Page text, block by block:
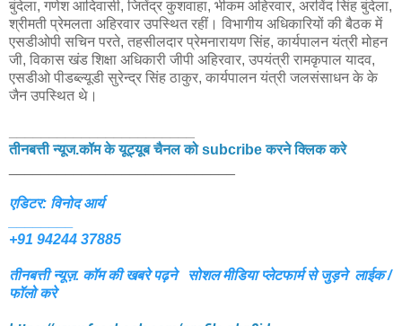
बुंदेला, गणेश आदिवासी, जितेंद्र कुशवाहा, भीकम अहिरवार, अरविंद सिंह बुंदेला,
श्रीमती प्रेमलता अहिरवार उपस्थित रहीं। विभागीय अधिकारियों की बैठक में
एसडीओपी सचिन परते, तहसीलदार प्रेमनारायण सिंह, कार्यपालन यंत्री मोहन
जी, विकास खंड शिक्षा अधिकारी जीपी अहिरवार, उपयंत्री रामकृपाल यादव,
एसडीओ पीडब्ल्यूडी सुरेन्द्र सिंह ठाकुर, कार्यपालन यंत्री जलसंसाधन के के
जैन उपस्थित थे।
तीनबत्ती न्यूज.कॉम के यूट्यूब चैनल को subcribe करने क्लिक करे
एडिटर: विनोद आर्य
+91 94244 37885
तीनबत्ती न्यूज़. कॉम की खबरे पढ़नेसोशल मीडिया प्लेटफार्म से जुड़ने लाईक /
फॉलो करे